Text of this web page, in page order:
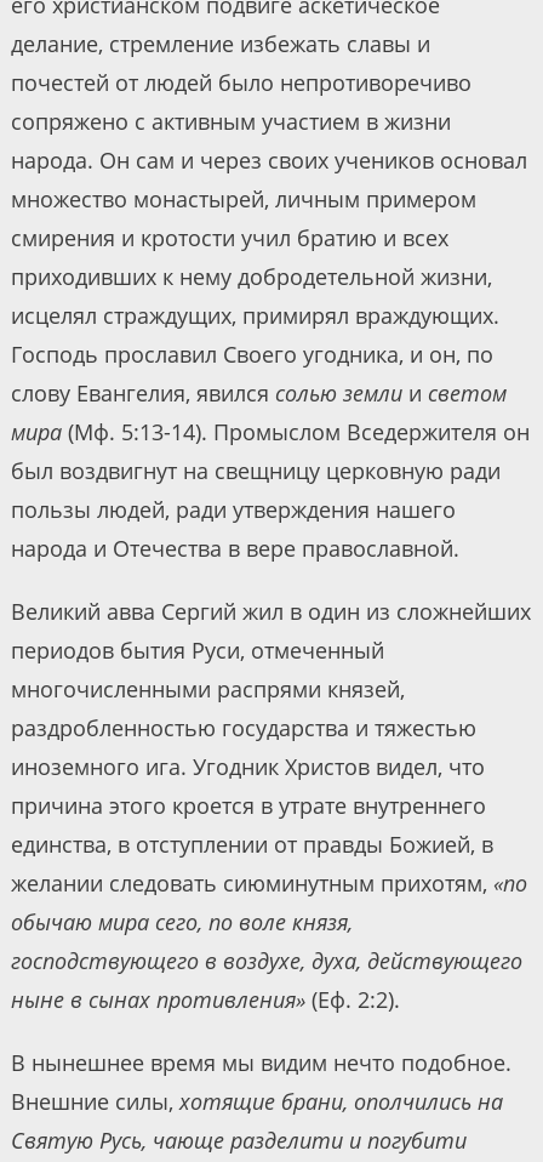
делание, стремление избежать славы и
почестей от людей было непротиворечиво
сопряжено с активным участием в жизни
народа. Он сам и через своих учеников основал
множество монастырей, личным примером
смирения и кротости учил братию и всех
приходивших к нему добродетельной жизни,
исцелял страждущих, примирял враждующих.
Господь прославил Своего угодника, и он, по
слову Евангелия, явился солью земли и светом
мира(Мф. 5:13-14). Промыслом Вседержителя он
был воздвигнут на свещницу церковную ради
пользы людей, ради утверждения нашего
народа и Отечества в вере православной.
Великий авва Сергий жил в один из сложнейших
периодов бытия Руси, отмеченный
многочисленными распрями князей,
раздробленностью государства и тяжестью
иноземного ига. Угодник Христов видел, что
причина этого кроется в утрате внутреннего
единства, в отступлении от правды Божией, в
желании следовать сиюминутным прихотям, «по
обычаю мира сего, по воле князя,
господствующего в воздухе, духа, действующего
ныне в сынах противления»(Еф. 2:2).
В нынешнее время мы видим нечто подобное.
Внешние силы,хотящие брани, ополчились на
Святую Русь, чающе разделити и погубити